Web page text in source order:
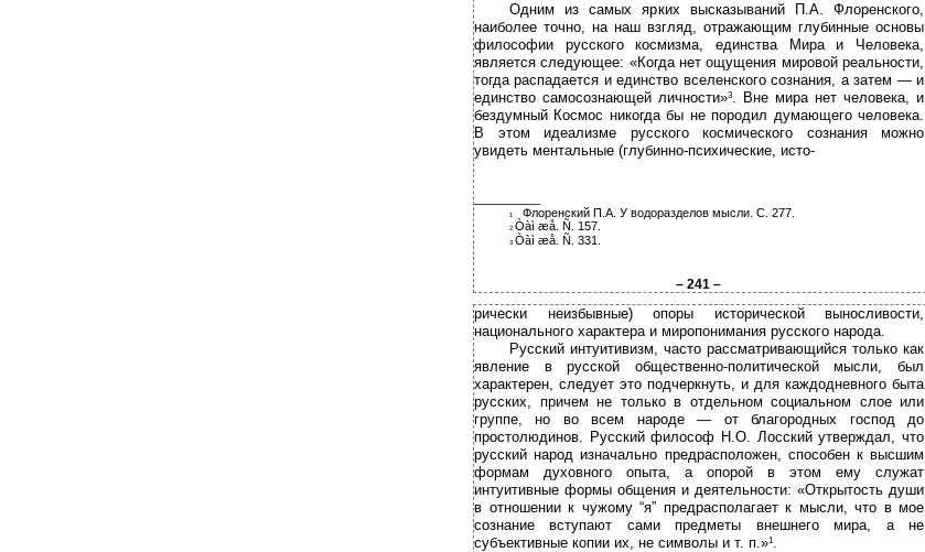
Одним из самых ярких высказываний П.А. Флоренского,
наиболее точно, на наш взгляд, отражающим глубинные основы
философии русского космизма, единства Мира и Человека,
является следующее: «Когда нет ощущения мировой реальности,
тогда распадается и единство вселенского сознания, а затем — и
единство самосознающей личности»3. Вне мира нет человека, и
бездумный Космос никогда бы не породил думающего человека.
В этом идеализме русского космического сознания можно
увидеть ментальные (глубинно-психические, исто-
1 Флоренский П.А. У водоразделов мысли. С. 277.
2 Òàì æå. Ñ. 157.
3 Òàì æå. Ñ. 331.
– 241 –
рически неизбывные) опоры исторической выносливости,
национального характера и миропонимания русского народа.
Русский интуитивизм, часто рассматривающийся только как
явление в русской общественно-политической мысли, был
характерен, следует это подчеркнуть, и для каждодневного быта
русских, причем не только в отдельном социальном слое или
группе, но во всем народе — от благородных господ до
простолюдинов. Русский философ Н.О. Лосский утверждал, что
русский народ изначально предрасположен, способен к высшим
формам духовного опыта, а опорой в этом ему служат
интуитивные формы общения и деятельности: «Открытость души
в отношении к чужому “я” предрасполагает к мысли, что в мое
сознание вступают сами предметы внешнего мира, а не
субъективные копии их, не символы и т. п.»1.